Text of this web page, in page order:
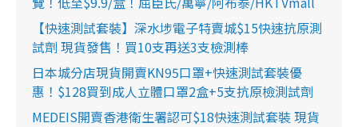
【快速測試套裝】深水埗電子特賣城$15快速抗原測
試劑 現貨發售！買10支再送3支檢測棒
日本城分店現貨開賣KN95口罩+快速測試套裝優
惠！$128買到成人立體口罩2盒+5支抗原檢測試劑
MEDEIS開賣香港衛生署認可$18快速測試套裝 現貨